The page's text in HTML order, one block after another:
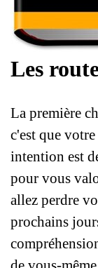
Les
La première
c'est que
intention est
pour vous
allez perdre
prochains